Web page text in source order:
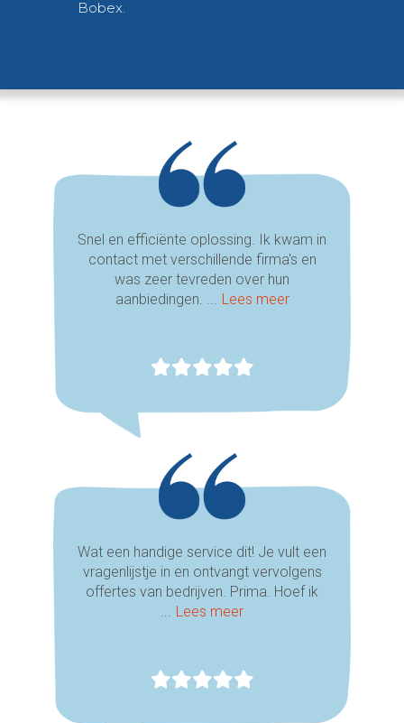
Bobex.
Snel en efficiënte oplossing. Ik kwam in
contact met verschillende firma's en
was zeer tevreden over hun
aanbiedingen. ... Lees meer
Wat een handige service dit! Je vult een
vragenlijstje in en ontvangt vervolgens
offertes van bedrijven. Prima. Hoef ik
... Lees meer